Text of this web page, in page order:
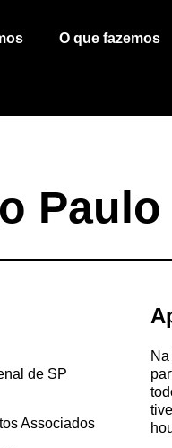
O que fazemos
Paulo
de SP
Associados